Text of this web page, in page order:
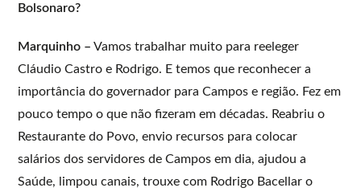
Bolsonaro?
Marquinho – Vamos trabalhar muito para reeleger
Cláudio Castro e Rodrigo. E temos que reconhecer a
importância do governador para Campos e região. Fez em
pouco tempo o que não fizeram em décadas. Reabriu o
Restaurante do Povo, envio recursos para colocar
salários dos servidores de Campos em dia, ajudou a
Saúde, limpou canais, trouxe com Rodrigo Bacellar o